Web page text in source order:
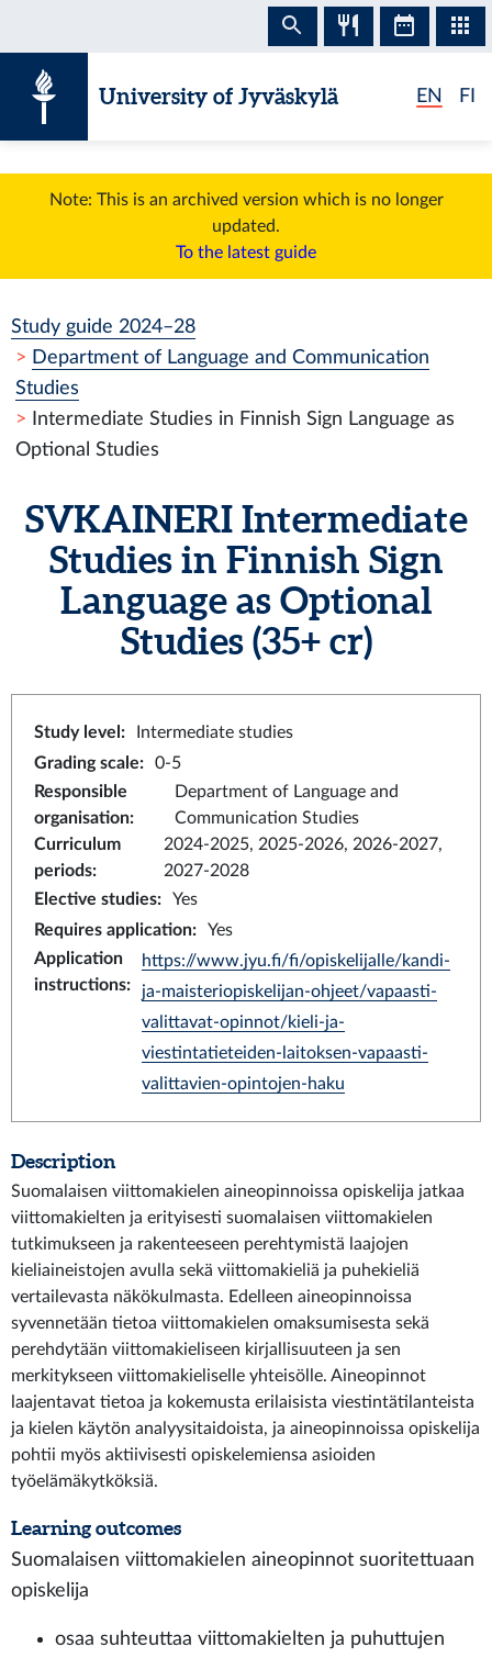
University of Jyväskylä EN FI
Note: This is an archived version which is no longer
updated.
To the latest guide
Study guide 2024–28
Department of Language and Communication
Studies
Intermediate Studies in Finnish Sign Language as
Optional Studies
SVKAINERI Intermediate
Studies in Finnish Sign
Language as Optional
Studies(35+ cr)
Study level :
Intermediate studies
Grading scale:
0-5
Responsible
organisation:
Department of Language and
Communication Studies
Curriculum
periods:
2024-2025, 2025-2026, 2026-2027,
2027-2028
Elective studies:
Yes
Requires application:
Yes
Application
instructions:
https://www.jyu.fi/fi/opiskelijalle/kandi-
ja-maisteriopiskelijan-ohjeet/vapaasti-
valittavat-opinnot/kieli-ja-
viestintatieteiden-laitoksen-vapaasti-
valittavien-opintojen-haku
Description
Suomalaisen viittomakielen aineopinnoissa opiskelija jatkaa
viittomakielten ja erityisesti suomalaisen viittomakielen
tutkimukseen ja rakenteeseen perehtymistä laajojen
kieliaineistojen avulla sekä viittomakieliä ja puhekieliä
vertailevasta näkökulmasta. Edelleen aineopinnoissa
syvennetään tietoa viittomakielen omaksumisesta sekä
perehdytään viittomakieliseen kirjallisuuteen ja sen
merkitykseen viittomakieliselle yhteisölle. Aineopinnot
laajentavat tietoa ja kokemusta erilaisista viestintätilanteista
ja kielen käytön analyysitaidoista, ja aineopinnoissa opiskelija
pohtii myös aktiivisesti opiskelemiensa asioiden
työelämäkytköksiä.
Learning outcomes
Suomalaisen viittomakielen aineopinnot suoritettuaan
opiskelija
osaa suhteuttaa viittomakielten ja puhuttujen